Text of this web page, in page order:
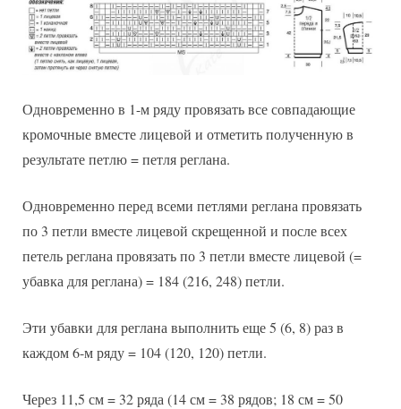
Одновременно в 1-м ряду провязать все совпадающие
кромочные вместе лицевой и отметить полученную в
результате петлю = петля реглана.
Одновременно перед всеми петлями реглана провязать
по 3 петли вместе лицевой скрещенной и после всех
петель реглана провязать по 3 петли вместе лицевой (=
убавка для реглана) = 184 (216, 248) петли.
Эти убавки для реглана выполнить еще 5 (6, 8) раз в
каждом 6-м ряду = 104 (120, 120) петли.
Через 11,5 см = 32 ряда (14 см = 38 рядов; 18 см = 50